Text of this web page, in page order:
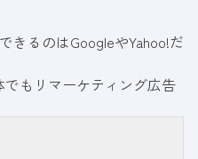
きるのはGoogleやYahoo!だ
もリマーケティング広告